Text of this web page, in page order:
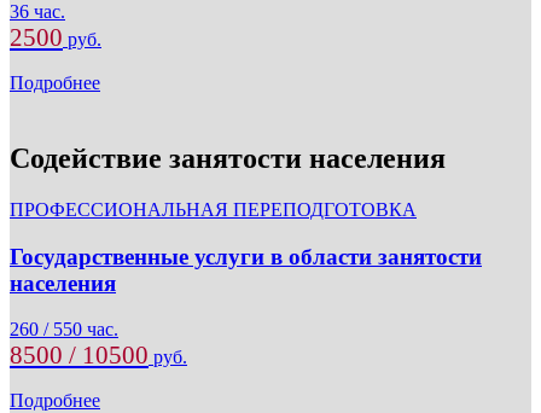
36 час.
2500 руб.
Подробнее
Содействие занятости населения
ПРОФЕССИОНАЛЬНАЯ ПЕРЕПОДГОТОВКА
Государственные услуги в области занятости
населения
260 / 550 час.
8500 / 10500 руб.
Подробнее